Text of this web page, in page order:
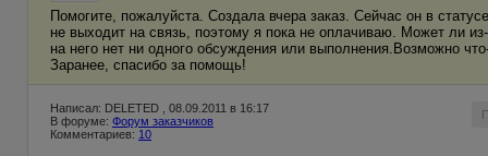
Помогите, пожалуйста. Создала вчера заказ. Сейчас он в
не выходит на связь, поэтому я пока не оплачиваю. Может ли
на него нет ни одного обсуждения или выполнения.Возможно
Заранее, спасибо за помощь!
Написал: DELETED , 08.09.2011 в 16:17
В форуме: Форум заказчиков
Комментариев: 10